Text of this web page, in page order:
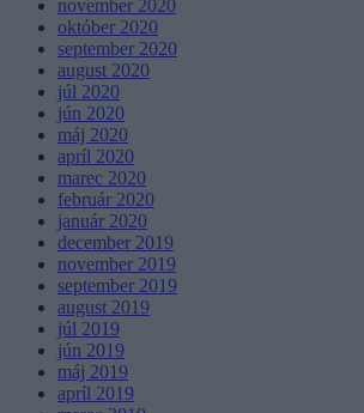
november 2020
október 2020
september 2020
august 2020
júl 2020
jún 2020
máj 2020
apríl 2020
marec 2020
február 2020
január 2020
december 2019
november 2019
september 2019
august 2019
júl 2019
jún 2019
máj 2019
apríl 2019